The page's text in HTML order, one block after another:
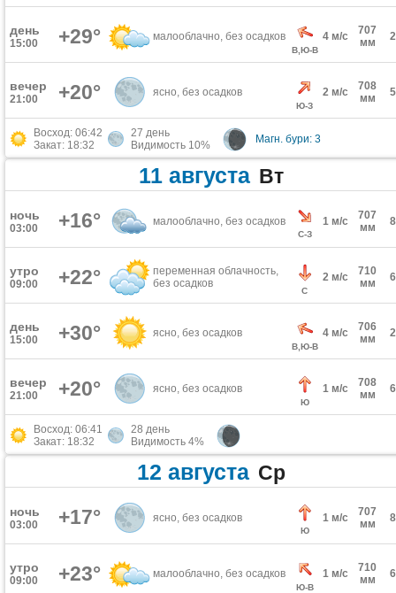
день
15:00 +29° малооблачно, без осадков
В,Ю-В
4 м/с
707
мм
вечер
21:00 +20° ясно, без осадков
Ю-З
2 м/с
708
мм
Восход: 06:42
Закат: 18:32
27 день
Видимость 10%
Магн. бури: 3
11 августа Вт
ночь
03:00 +16° малооблачно, без осадков
С-З
1 м/с
707
мм
утро
09:00 +22°
переменная облачность,
без осадков
С
2 м/с
710
мм
день
15:00 +30° ясно, без осадков
В,Ю-В
4 м/с
706
мм
вечер
21:00 +20° ясно, без осадков
Ю
1 м/с
708
мм
Восход: 06:41
Закат: 18:32
28 день
Видимость 4%
12 августа Ср
ночь
03:00 +17° ясно, без осадков
Ю
1 м/с
707
мм
утро
09:00 +23° малооблачно, без осадков
Ю-В
1 м/с
710
мм